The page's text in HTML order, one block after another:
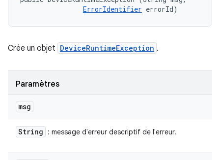
ErrorIdentifier errorId)
Crée un objet DeviceRuntimeException .
Paramètres
msg
String : message d'erreur descriptif de l'erreur.